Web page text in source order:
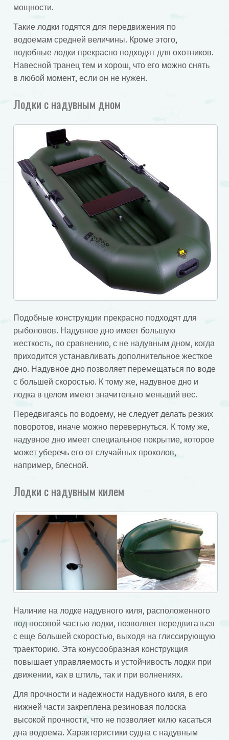
мощности.
Такие лодки годятся для передвижения по
водоемам средней величины. Кроме этого,
подобные лодки прекрасно подходят для охотников.
Навесной транец тем и хорош, что его можно снять
в любой момент, если он не нужен.
Лодки с надувным дном
Подобные конструкции прекрасно подходят для
рыболовов. Надувное дно имеет большую
жесткость, по сравнению, с не надувным дном, когда
приходится устанавливать дополнительное жесткое
дно. Надувное дно позволяет перемещаться по воде
с большей скоростью. К тому же, надувное дно и
лодка в целом имеют значительно меньший вес.
Передвигаясь по водоему, не следует делать резких
поворотов, иначе можно перевернуться. К тому же,
надувное дно имеет специальное покрытие, которое
может уберечь его от случайных проколов,
например, блесной.
Лодки с надувным килем
Наличие на лодке надувного киля, расположенного
под носовой частью лодки, позволяет передвигаться
с еще большей скоростью, выходя на глиссирующую
траекторию. Эта конусообразная конструкция
повышает управляемость и устойчивость лодки при
движении, как в штиль, так и при волнениях.
Для прочности и надежности надувного киля, в его
нижней части закреплена резиновая полоска
высокой прочности, что не позволяет килю касаться
дна водоема. Характеристики судна с надувным